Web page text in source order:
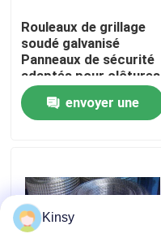
Contrôle de la qualité
Nous contacter
Les affaires
Fil tissé Mesh Screen
Rouleaux de grillage
soudé galvanisé
Panneaux de sécurité
adaptés pour clôtures
industrielles, enclos
agricoles et barrières
de protection
envoyer une
Kinsy